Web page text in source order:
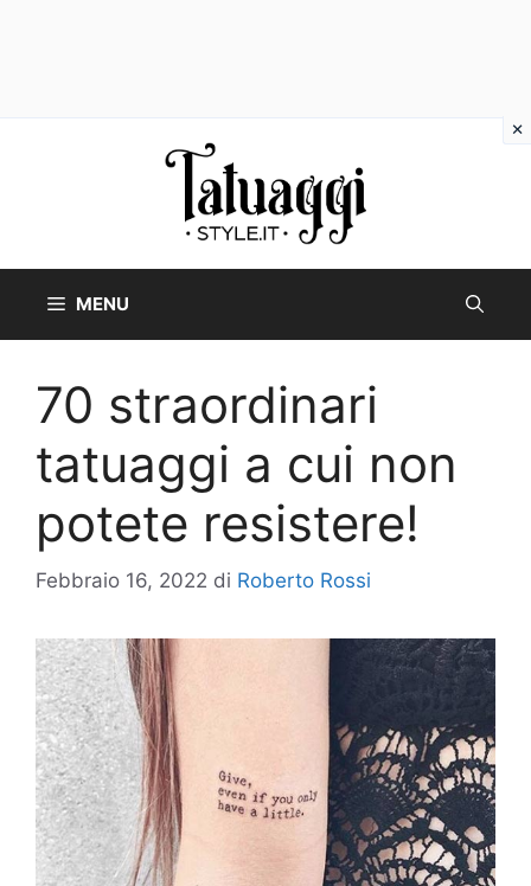
MENU
70 straordinari
tatuaggi a cui non
potete resistere!
Febbraio 16, 2022 di Roberto Rossi